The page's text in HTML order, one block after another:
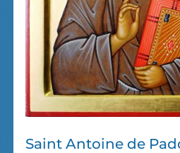
Saint Antoine de